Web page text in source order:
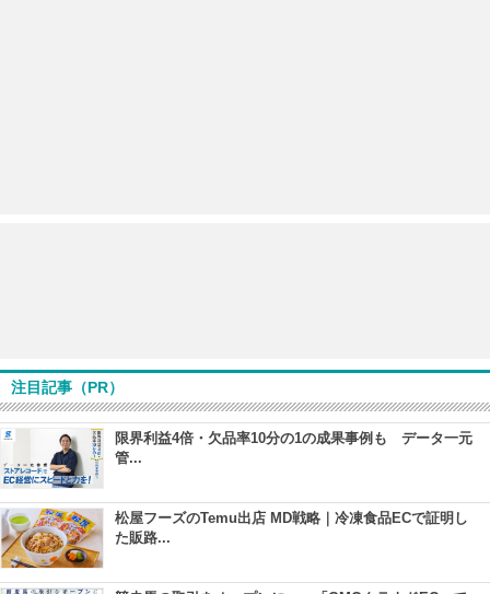
注目記事（PR）
限界利益4倍・欠品率10分の1の成果事例も データ一元
管...
松屋フーズのTemu出店 MD戦略｜冷凍食品ECで証明し
た販路...